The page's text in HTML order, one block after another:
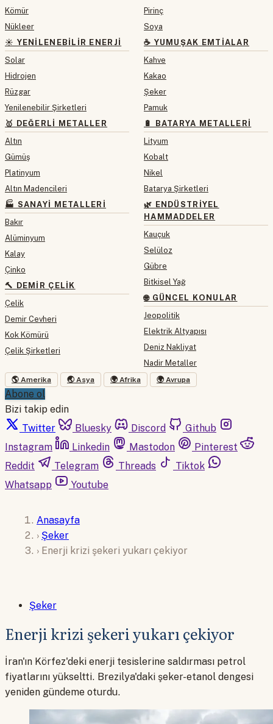
Kömür
Nükleer
☀️ YENILENEBILIR ENERJI
Solar
Hidrojen
Rüzgar
Yenilenebilir Şirketleri
🥇 DEĞERLI METALLER
Altın
Gümüş
Platinyum
Altın Madencileri
🏭 SANAYI METALLERI
Bakır
Alüminyum
Kalay
Çinko
🔨 DEMIR ÇELIK
Çelik
Demir Cevheri
Kok Kömürü
Çelik Şirketleri
Pirinç
Soya
☕ YUMUŞAK EMTIALAR
Kahve
Kakao
Şeker
Pamuk
🔋 BATARYA METALLERI
Lityum
Kobalt
Nikel
Batarya Şirketleri
🌿 ENDÜSTRIYEL
HAMMADDELER
Kauçuk
Selüloz
Gübre
Bitkisel Yağ
🌐 GÜNCEL KONULAR
Jeopolitik
Elektrik Altyapısı
Deniz Nakliyat
Nadir Metaller
🌎 Amerika 🌏 Asya 🌍 Afrika 🌍 Avrupa
Abone ol
Bizi takip edin
Twitter
Bluesky Discord
Github
Instagram
Linkedin Mastodon
Pinterest
Reddit
Telegram Threads
Tiktok
Whatsapp
Youtube
Anasayfa
› Şeker
› Enerji krizi şekeri yukarı çekiyor
Şeker
Enerji krizi şekeri yukarı çekiyor
İran'ın Körfez'deki enerji tesislerine saldırması petrol
fiyatlarını yükseltti. Brezilya'daki şeker-etanol dengesi
yeniden gündeme oturdu.